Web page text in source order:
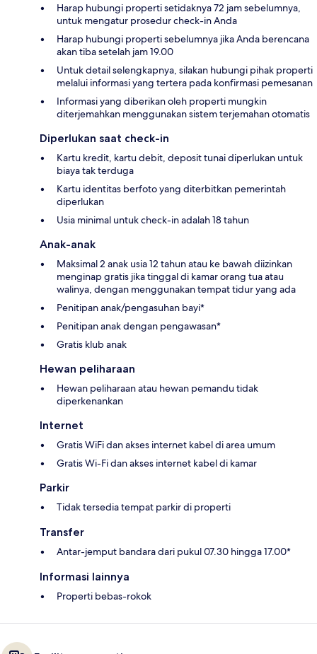
Harap hubungi properti setidaknya 72 jam sebelumnya,
untuk mengatur prosedur check-in Anda
Harap hubungi properti sebelumnya jika Anda berencana
akan tiba setelah jam 19.00
Untuk detail selengkapnya, silakan hubungi pihak properti
melalui informasi yang tertera pada konfirmasi pemesanan
Informasi yang diberikan oleh properti mungkin
diterjemahkan menggunakan sistem terjemahan otomatis
Diperlukan saat check-in
Kartu kredit, kartu debit, deposit tunai diperlukan untuk
biaya tak terduga
Kartu identitas berfoto yang diterbitkan pemerintah
diperlukan
Usia minimal untuk check-in adalah 18 tahun
Anak-anak
Maksimal 2 anak usia 12 tahun atau ke bawah diizinkan
menginap gratis jika tinggal di kamar orang tua atau
walinya, dengan menggunakan tempat tidur yang ada
Penitipan anak/pengasuhan bayi*
Penitipan anak dengan pengawasan*
Gratis klub anak
Hewan peliharaan
Hewan peliharaan atau hewan pemandu tidak
diperkenankan
Internet
Gratis WiFi dan akses internet kabel di area umum
Gratis Wi-Fi dan akses internet kabel di kamar
Parkir
Tidak tersedia tempat parkir di properti
Transfer
Antar-jemput bandara dari pukul 07.30 hingga 17.00*
Informasi lainnya
Properti bebas-rokok